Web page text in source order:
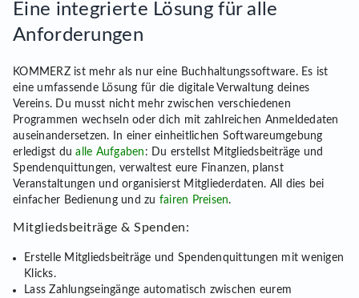
Eine integrierte Lösung für alle
Anforderungen
KOMMERZ ist mehr als nur eine Buchhaltungssoftware. Es ist
eine umfassende Lösung für die digitale Verwaltung deines
Vereins. Du musst nicht mehr zwischen verschiedenen
Programmen wechseln oder dich mit zahlreichen Anmeldedaten
auseinandersetzen. In einer einheitlichen Softwareumgebung
erledigst dualle Aufgaben : Du erstellst Mitgliedsbeiträge und
Spendenquittungen, verwaltest eure Finanzen, planst
Veranstaltungen und organisierst Mitgliederdaten. All dies bei
einfacher Bedienung und zu fairen Preisen.
Mitgliedsbeiträge & Spenden:
Erstelle Mitgliedsbeiträge und Spendenquittungen mit wenigen
Klicks.
Lass Zahlungseingänge automatisch zwischen eurem